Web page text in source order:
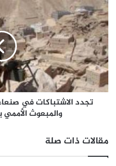
تجدد الاشتباكات في
والمبعوث الأممي
مقالات ذات صلة